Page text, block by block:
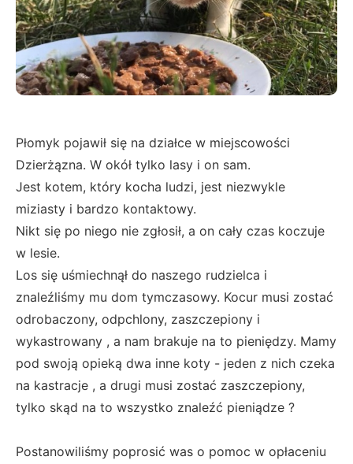
Płomyk pojawił się na działce w miejscowości
Dzierżązna. W okół tylko lasy i on sam.
Jest kotem, który kocha ludzi, jest niezwykle
miziasty i bardzo kontaktowy.
Nikt się po niego nie zgłosił, a on cały czas koczuje
w lesie.
Los się uśmiechnął do naszego rudzielca i
znaleźliśmy mu dom tymczasowy. Kocur musi zostać
odrobaczony, odpchlony, zaszczepiony i
wykastrowany , a nam brakuje na to pieniędzy. Mamy
pod swoją opieką dwa inne koty - jeden z nich czeka
na kastracje , a drugi musi zostać zaszczepiony,
tylko skąd na to wszystko znaleźć pieniądze ?
Postanowiliśmy poprosić was o pomoc w opłaceniu